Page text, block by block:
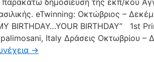
δημοσίευση της εκπ/κού
eTwinning: Οκτώβριος –
BIRTHDAY…YOUR BIRTHDAY” 1st
Italy Δράσεις Οκτωβρίου
→